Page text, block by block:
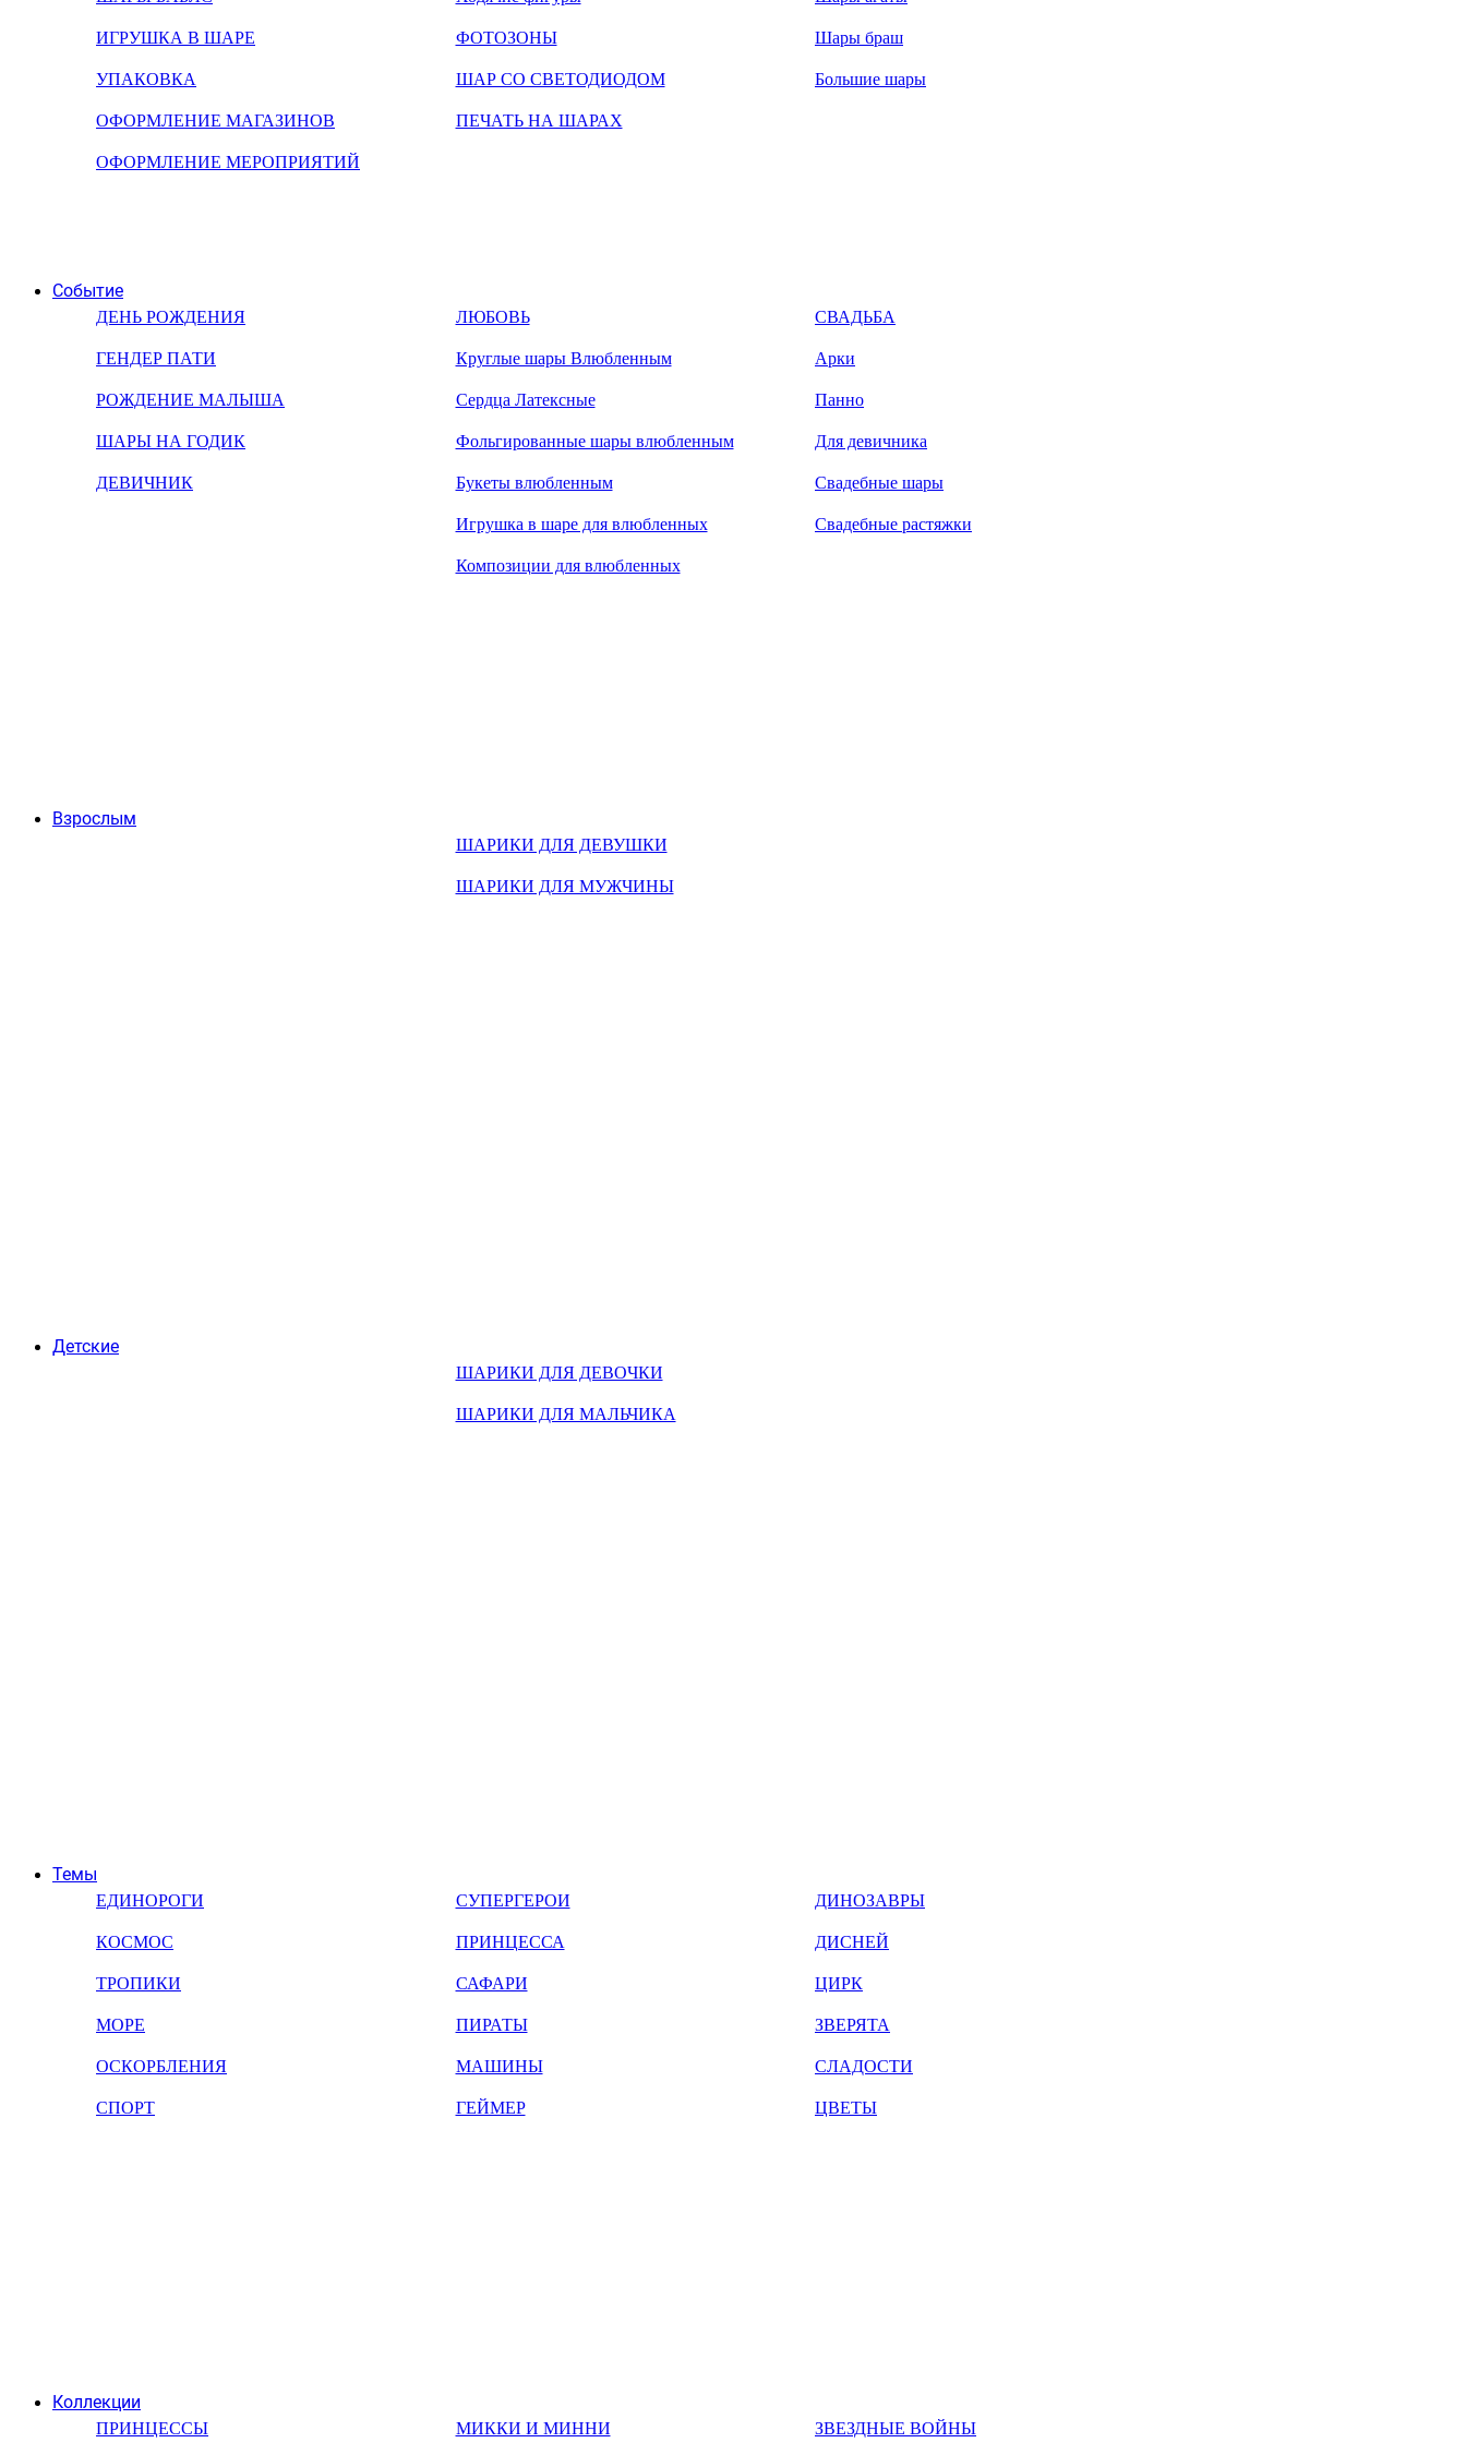
ИГРУШКА В ШАРЕ
УПАКОВКА
ОФОРМЛЕНИЕ МАГАЗИНОВ
ОФОРМЛЕНИЕ МЕРОПРИЯТИЙ
ФОТОЗОНЫ
ШАР СО СВЕТОДИОДОМ
ПЕЧАТЬ НА ШАРАХ
Шары браш
Большие шары
Событие
ДЕНЬ РОЖДЕНИЯ
ГЕНДЕР ПАТИ
РОЖДЕНИЕ МАЛЫША
ШАРЫ НА ГОДИК
ДЕВИЧНИК
ЛЮБОВЬ
Круглые шары Влюбленным
Сердца Латексные
Фольгированные шары влюбленным
Букеты влюбленным
Игрушка в шаре для влюбленных
Композиции для влюбленных
СВАДЬБА
Арки
Панно
Для девичника
Свадебные шары
Свадебные растяжки
Взрослым
ШАРИКИ ДЛЯ ДЕВУШКИ
ШАРИКИ ДЛЯ МУЖЧИНЫ
Детские
ШАРИКИ ДЛЯ ДЕВОЧКИ
ШАРИКИ ДЛЯ МАЛЬЧИКА
Темы
ЕДИНОРОГИ
КОСМОС
ТРОПИКИ
МОРЕ
ОСКОРБЛЕНИЯ
СПОРТ
СУПЕРГЕРОИ
ПРИНЦЕССА
САФАРИ
ПИРАТЫ
МАШИНЫ
ГЕЙМЕР
ДИНОЗАВРЫ
ДИСНЕЙ
ЦИРК
ЗВЕРЯТА
СЛАДОСТИ
ЦВЕТЫ
Коллекции
ПРИНЦЕССЫ МИККИ И МИННИ ЗВЕЗДНЫЕ ВОЙНЫ